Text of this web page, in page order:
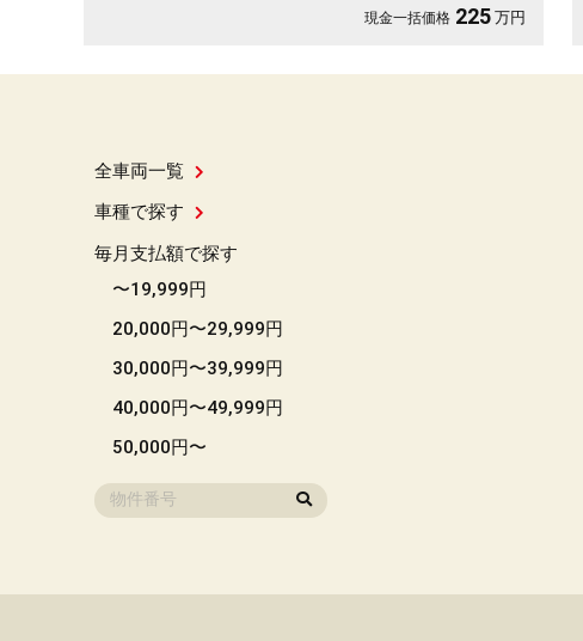
現金一括価格 225 万円
全車両一覧
車種で探す
毎月支払額で探す
〜19,999円
20,000円〜29,999円
30,000円〜39,999円
40,000円〜49,999円
50,000円〜